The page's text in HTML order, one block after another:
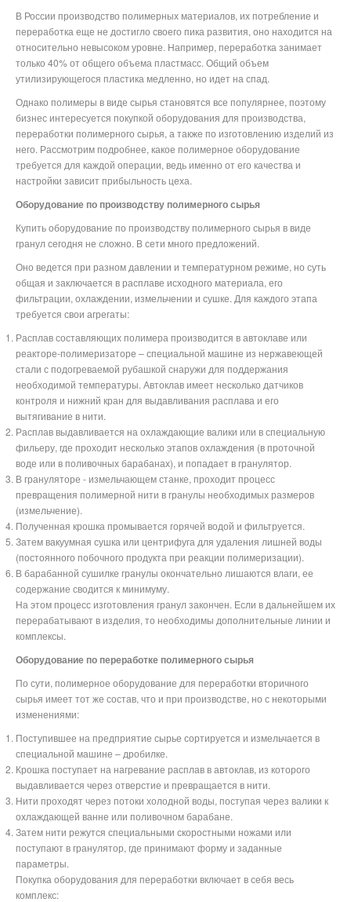
В России производство полимерных материалов, их потребление и
переработка еще не достигло своего пика развития, оно находится на
относительно невысоком уровне. Например, переработка занимает
только 40% от общего объема пластмасс. Общий объем
утилизирующегося пластика медленно, но идет на спад.
Однако полимеры в виде сырья становятся все популярнее, поэтому
бизнес интересуется покупкой оборудования для производства,
переработки полимерного сырья, а также по изготовлению изделий из
него. Рассмотрим подробнее, какое полимерное оборудование
требуется для каждой операции, ведь именно от его качества и
настройки зависит прибыльность цеха.
Оборудование по производству полимерного сырья
Купить оборудование по производству полимерного сырья в виде
гранул сегодня не сложно. В сети много предложений.
Оно ведется при разном давлении и температурном режиме, но суть
общая и заключается в расплаве исходного материала, его
фильтрации, охлаждении, измельчении и сушке. Для каждого этапа
требуется свои агрегаты:
Расплав составляющих полимера производится в автоклаве или
реакторе-полимеризаторе – специальной машине из нержавеющей
стали с подогреваемой рубашкой снаружи для поддержания
необходимой температуры. Автоклав имеет несколько датчиков
контроля и нижний кран для выдавливания расплава и его
вытягивание в нити.
Расплав выдавливается на охлаждающие валики или в специальную
фильеру, где проходит несколько этапов охлаждения (в проточной
воде или в поливочных барабанах), и попадает в гранулятор.
В грануляторе - измельчающем станке, проходит процесс
превращения полимерной нити в гранулы необходимых размеров
(измельчение).
Полученная крошка промывается горячей водой и фильтруется.
Затем вакуумная сушка или центрифуга для удаления лишней воды
(постоянного побочного продукта при реакции полимеризации).
В барабанной сушилке гранулы окончательно лишаются влаги, ее
содержание сводится к минимуму.
На этом процесс изготовления гранул закончен. Если в дальнейшем их
перерабатывают в изделия, то необходимы дополнительные линии и
комплексы.
Оборудование по переработке полимерного сырья
По сути, полимерное оборудование для переработки вторичного
сырья имеет тот же состав, что и при производстве, но с некоторыми
изменениями:
Поступившее на предприятие сырье сортируется и измельчается в
специальной машине – дробилке.
Крошка поступает на нагревание расплав в автоклав, из которого
выдавливается через отверстие и превращается в нити.
Нити проходят через потоки холодной воды, поступая через валики к
охлаждающей ванне или поливочном барабане.
Затем нити режутся специальными скоростными ножами или
поступают в гранулятор, где принимают форму и заданные
параметры.
Покупка оборудования для переработки включает в себя весь
комплекс: